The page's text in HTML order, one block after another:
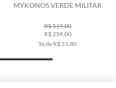
MYKONOS VERDE MILITAR
R$ 519,00
R$ 259,00
5x de R$ 51,80